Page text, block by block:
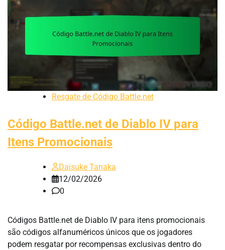
Resgate de Código Battle.net
Código Battle.net de Diablo IV para
Itens Promocionais
Daisuke Tanaka
12/02/2026
0
Códigos Battle.net de Diablo IV para itens promocionais
são códigos alfanuméricos únicos que os jogadores
podem resgatar por recompensas exclusivas dentro do